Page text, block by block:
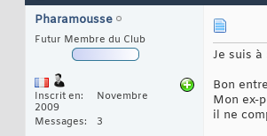
Pharamousse
Futur Membre du Club
Inscrit en
Novembre
2009
Messages
3
Je suis
Bon
Mon ex-
il ne